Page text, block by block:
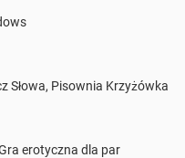
Słowa, Pisownia Krzyżówka
erotyczna dla par